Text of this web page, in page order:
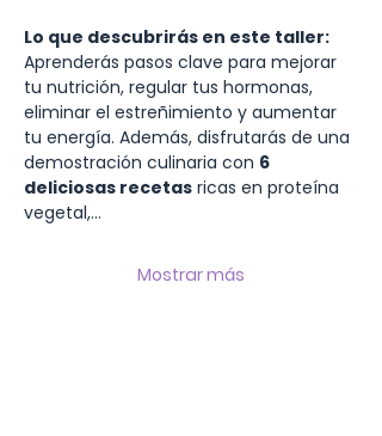
Lo que descubrirás en este taller:
Aprenderás pasos clave para mejorar
tu nutrición, regular tus hormonas,
eliminar el estreñimiento y aumentar
tu energía. Además, disfrutarás de una
demostración culinaria con 6
deliciosas recetas ricas en proteína
vegetal,…
Mostrar más